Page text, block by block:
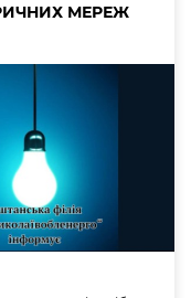
МЕРЕЖ